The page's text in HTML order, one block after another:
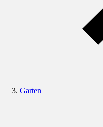
Garten